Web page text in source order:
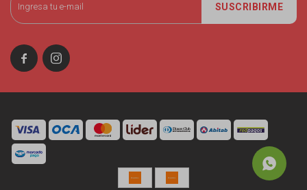
SUSCRIBIRME
 